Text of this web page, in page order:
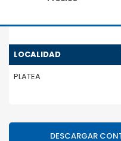
LOCALIDAD
PLATEA
DESCARGAR